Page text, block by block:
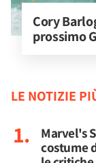
Cory
prossimo
LE NOTIZIE
Marvel's
costume